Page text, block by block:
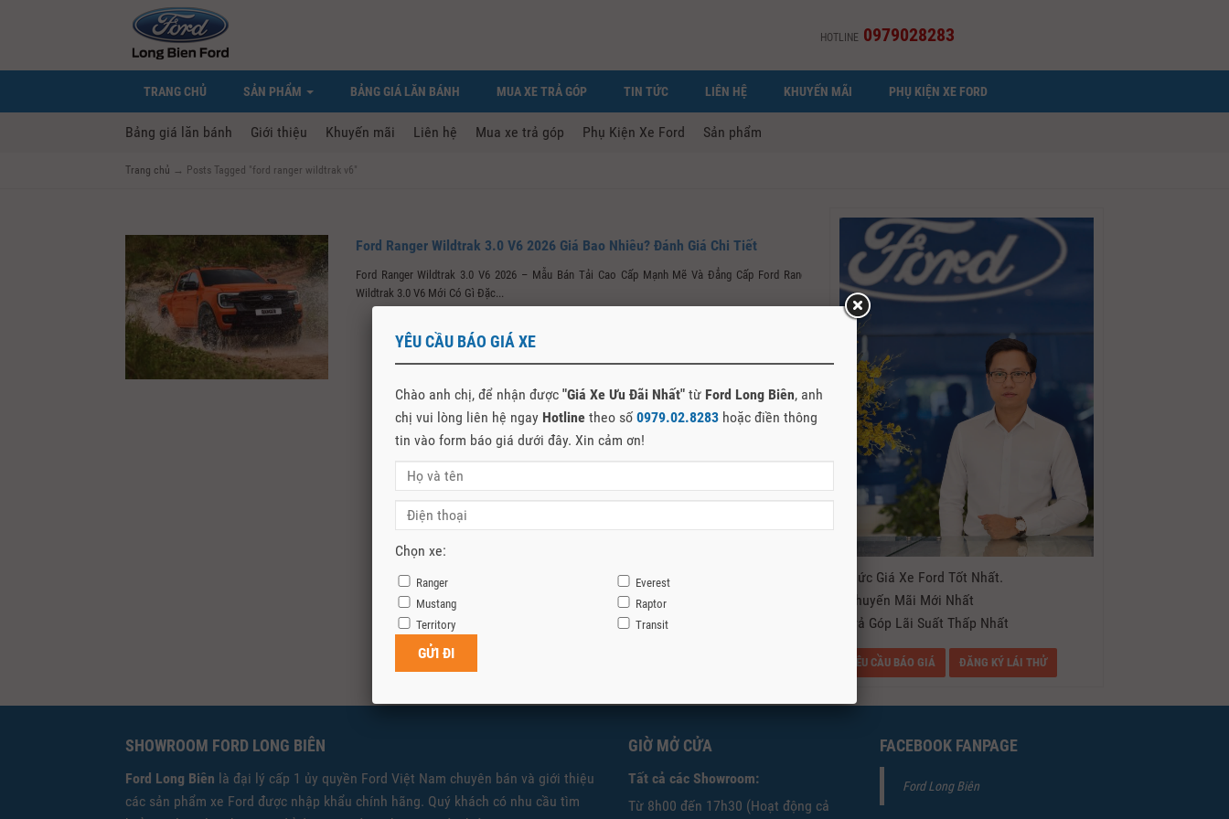
HOTLINE 0979028283
TRANG CHỦ SẢN PHẨM BẢNG GIÁ LĂN BÁNH MUA XE TRẢ GÓP TIN TỨC LIÊN HỆ KHUYẾN MÃI PHỤ KIỆN XE FORD
Bảng giá lăn bánh Giới thiệu Khuyến mãi Liên hệ Mua xe trả góp Phụ Kiện Xe Ford Sản phẩm
Trang chủ → Posts Tagged "ford ranger wildtrak v6"
Ford Ranger Wildtrak 3.0 V6 2026 Giá Bao Nhiêu? Đánh Giá Chi Tiết
Ford Ranger Wildtrak 3.0 V6 2026 – Mẫu Bán Tải Cao Cấp Mạnh Mẽ Và Đẳng Cấp Ford Ranger
Wildtrak 3.0 V6 Mới Có Gì Đặc...
- Mức Giá Xe Ford Tốt Nhất.
- Khuyến Mãi Mới Nhất
- Trả Góp Lãi Suất Thấp Nhất
YÊU CẦU BÁO GIÁ ĐĂNG KÝ LÁI THỬ
SHOWROOM FORD LONG BIÊN
Ford Long Biên là đại lý cấp 1 ủy quyền Ford Việt Nam chuyên bán và giới thiệu
các sản phẩm xe Ford được nhập khẩu chính hãng. Quý khách có nhu cầu tìm
GIỜ MỞ CỬA
Tất cả các Showroom:
Từ 8h00 đến 17h30 (Hoạt động cả
FACEBOOK FANPAGE
Ford Long Biên
YÊU CẦU BÁO GIÁ XE
Chào anh chị, để nhận được "Giá Xe Ưu Đãi Nhất" từ Ford Long Biên, anh
chị vui lòng liên hệ ngay Hotline theo số 0979.02.8283 hoặc điền thông
tin vào form báo giá dưới đây. Xin cảm ơn!
Chọn xe:
Ranger
Everest
Mustang
Raptor
Territory
Transit